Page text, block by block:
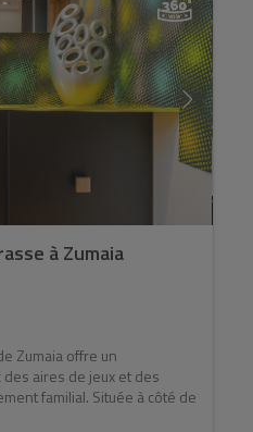
à Zumaia
Zumaia offre un
aires de jeux et des
familial. Située à côté de